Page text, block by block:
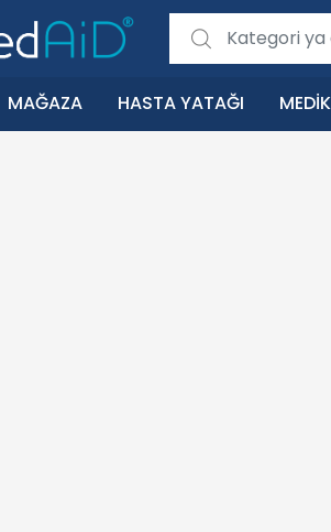
Search for:
MAĞAZA HASTA YATAĞI